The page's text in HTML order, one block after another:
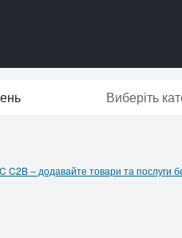
Виберіть
– додавайте товари та послуги